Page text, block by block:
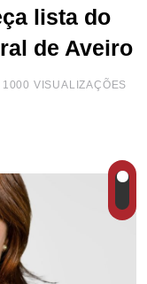
lista do
de Aveiro
1000 VISUALIZAÇÕES